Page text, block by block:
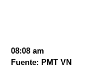
08:08 am
Fuente: PMT VN